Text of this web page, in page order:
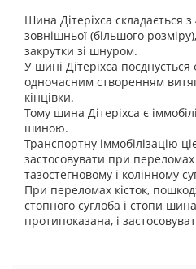
Шина Дітеріхса складається
зовнішньої (більшого
закрутки зі шнуром.
У шині Дітеріхса поєднується
одночасним створенням
кінцівки.
Тому шина Дітеріхса є
шиною.
Транспортну іммобілізацію
застосовувати при
тазостегновому і колінному
При переломах кісток,
стопного суглоба і стопи шина
протипоказана, і